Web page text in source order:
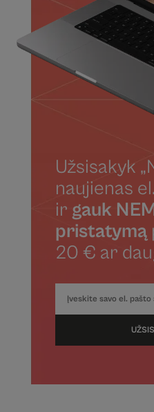
Užsisakyk
naujienas
ir gauk
pristatymą
20 € ar